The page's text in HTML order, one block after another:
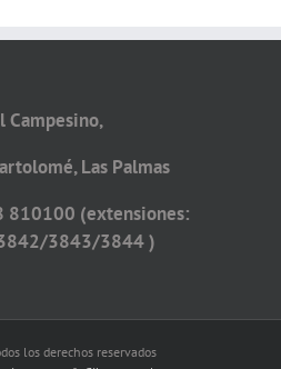
Campesino,
Las Palmas
810100 (extensiones:
3843/3844 )
los derechos reservados